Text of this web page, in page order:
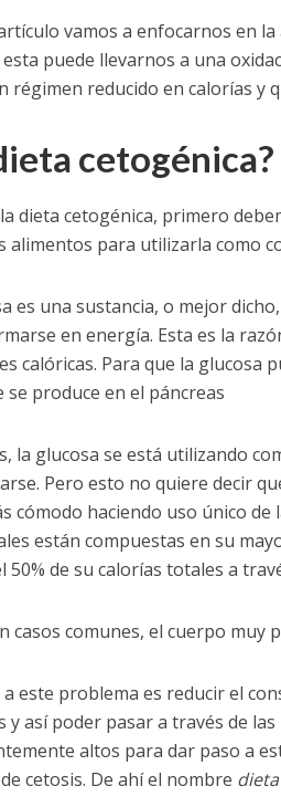
vamos a enfocarnos en
puede llevarnos a una
régimen reducido en calorías y
cetogénica?
dieta cetogénica, primero
alimentos para utilizarla como
es una sustancia, o mejor
en energía. Esta es la
calóricas. Para que la glucosa
produce en el páncreas
la glucosa se está utilizando
Pero esto no quiere decir
cómodo haciendo uso único
están compuestas en su
50% de su calorías totales a
casos comunes, el cuerpo
este problema es reducir el
y así poder pasar a través de
altos para dar paso a
cetosis. De ahí el nombre